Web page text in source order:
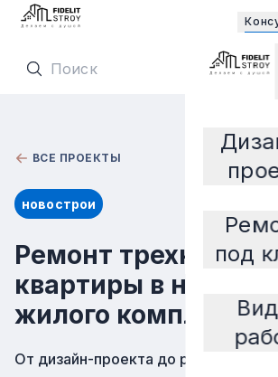
Перейти
под
Заказчику
ВСЕ ПРОЕКТЫ
новострои
Ремонт
квартиры в
жилого комплекса
От дизайн-проекта до реального